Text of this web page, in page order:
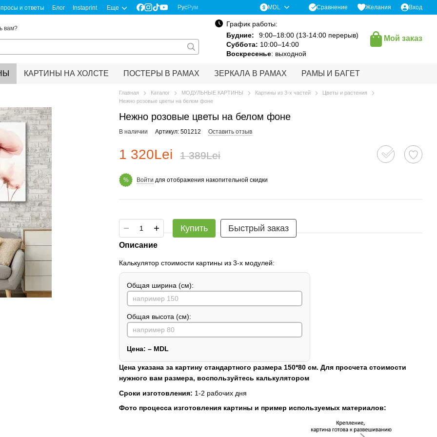
и ответы Блог Instaprint Еще РусРум MDL Сравнение Желания Вход
вам?
График работы:
Будние:
9:00–18:00 (13-14:00 перерыв)
Суббота: 10:00–14:00
Воскресенье: выходной
Мой заказ
КАРТИНЫ НА ХОЛСТЕ ПОСТЕРЫ В РАМАХ ЗЕРКАЛА В РАМАХ РАМЫ И БАГЕТ
Главная Каталог МОДУЛЬНЫЕ КАРТИНЫ Картины из 3-х частей
Цветы и растения
Нежно розовые цветы на белом фоне
Нежно розовые цветы на белом фоне
В наличии Артикул: 501212 Оставить отзыв
1 320Lei 1 389Lei
% Войти для отображения накопительной скидки
Купить Быстрый заказ
Описание
Калькулятор стоимости картины из 3-х модулей:
Общая ширина (см):
Общая высота (см):
Цена: – MDL
Цена указана за картину стандартного размера 150*80 см. Для просчета стоимости
нужного вам размера, воспользуйтесь калькулятором
Сроки изготовления: 1-2 рабочих дня
Фото процесса изготовления картины и пример используемых материалов: